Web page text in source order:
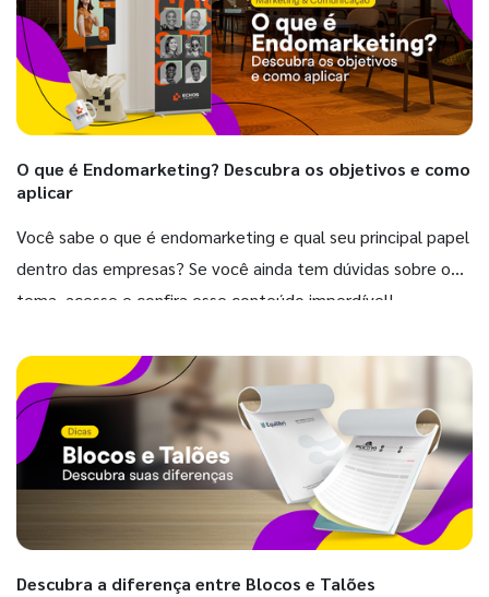
O que é Endomarketing? Descubra os objetivos e como
aplicar
Você sabe o que é endomarketing e qual seu principal papel
dentro das empresas? Se você ainda tem dúvidas sobre o
tema, acesse e confira esse conteúdo imperdível!
Descubra a diferença entre Blocos e Talões